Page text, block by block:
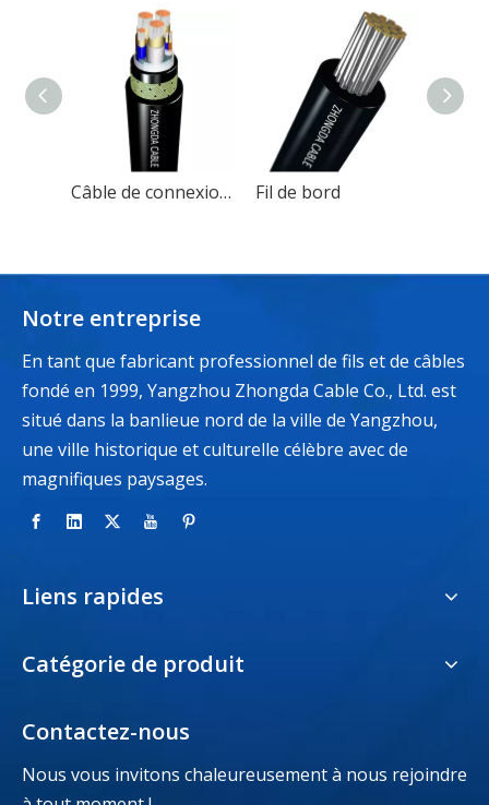
Câble de connexion à quai Fil de bord
Notre entreprise
En tant que fabricant professionnel de fils et de câbles
fondé en 1999, Yangzhou Zhongda Cable Co., Ltd. est
situé dans la banlieue nord de la ville de Yangzhou,
une ville historique et culturelle célèbre avec de
magnifiques paysages.
Liens rapides
Catégorie de produit
Contactez-nous
Nous vous invitons chaleureusement à nous rejoindre